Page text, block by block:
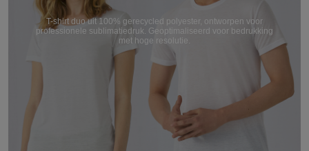
T-shirt duo uit 100% gerecycled polyester, ontworpen voor
professionele sublimatiedruk. Geoptimaliseerd voor bedrukking
met hoge resolutie.